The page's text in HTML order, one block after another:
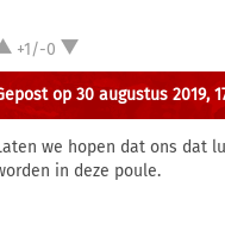
+1/-0
op 30 augustus 2019,
we hopen dat ons dat
in deze poule.